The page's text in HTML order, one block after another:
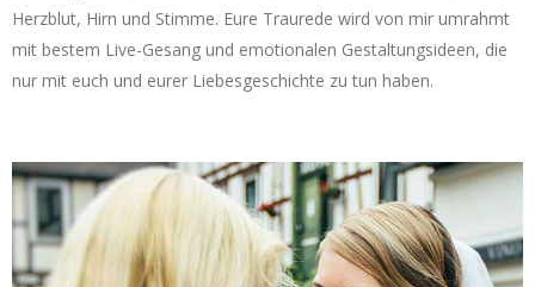
Herzblut, Hirn und Stimme. Eure Traurede wird von mir umrahmt
mit bestem Live-Gesang und emotionalen Gestaltungsideen, die
nur mit euch und eurer Liebesgeschichte zu tun haben.